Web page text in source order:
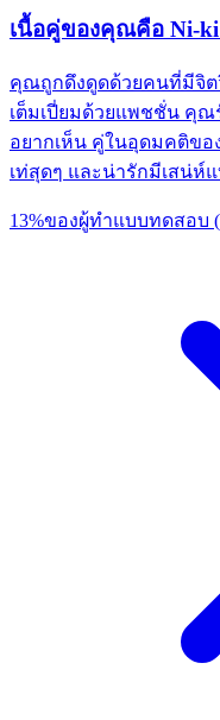
เนื้อคู่ของคุณคือ Ni-
คุณถูกดึงดูดด้วยคนที่มีจิ
เต็มเปี่ยมด้วยแพชชั่น คุ
อยากเห็น คู่ในอุดมคติข
เท่สุดๆ และน่ารักมีเสน่ห์แ
13%ของผู้ทำแบบทดสอบ (